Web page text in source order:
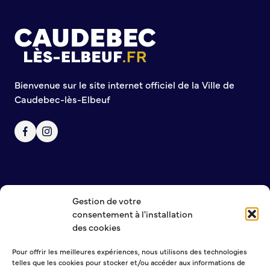
Gestion de votre
consentement à l'installation
des cookies
Pour offrir les meilleures expériences, nous utilisons des technologies
telles que les cookies pour stocker et/ou accéder aux informations de
Bienvenue sur le site internet officiel de la Ville de
Caudebec-lès-Elbeuf
NOUS CONTACTER
MENTIONS LÉGALES
POLITIQUE DE CONFIDENTIALITÉ
Conseil municipal des Jeunes (CMJ)
Conseil Municipal des Ados (CMA)
Conseil municipal des Sages
Grands projets
Les Cavées Est
La Halle Couverte